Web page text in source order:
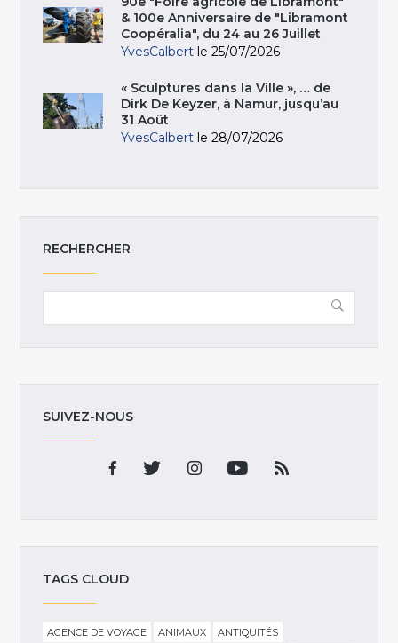
& 100e Anniversaire de "Libramont
Coopéralia", du 24 au 26 Juillet
YvesCalbert le 25/07/2026
« Sculptures dans la Ville », … de
Dirk De Keyzer, à Namur, jusqu’au
31 Août
YvesCalbert le 28/07/2026
RECHERCHER
SUIVEZ-NOUS
TAGS CLOUD
AGENCE DE VOYAGE ANIMAUX
ANTIQUITÉS